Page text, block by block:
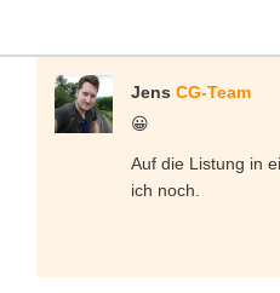
Jens CG-Team
😀
Auf die Listung in
ich noch.